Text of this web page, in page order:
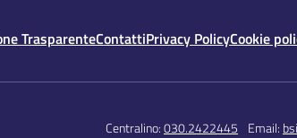
TrasparenteContattiPrivacy PolicyCookie
Centralino:030.2422445 Email: